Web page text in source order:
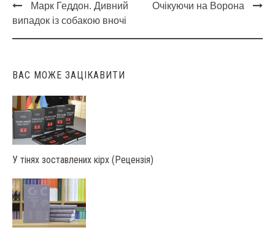
Post
navigation
Марк Геддон. Дивний
випадок із собакою вночі
Очікуючи на Ворона
ВАС МОЖЕ ЗАЦІКАВИТИ
У тінях зоставлених кірх (Рецензія)